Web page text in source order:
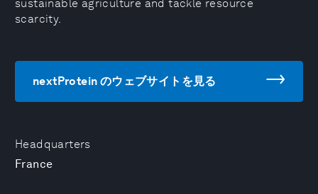
Headquarters
France
sustainable agriculture and tackle resource
scarcity.
nextProtein のウェブサイトを見る